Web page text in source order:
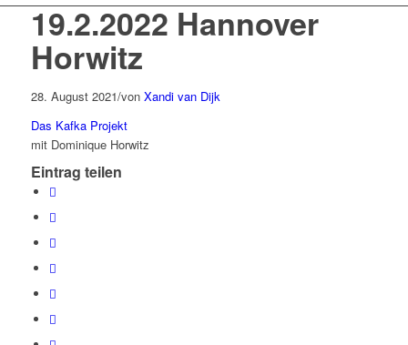
19.2.2022 Hannover
Horwitz
28. August 2021/von Xandi van Dijk
Das Kafka Projekt
mit Dominique Horwitz
Eintrag teilen